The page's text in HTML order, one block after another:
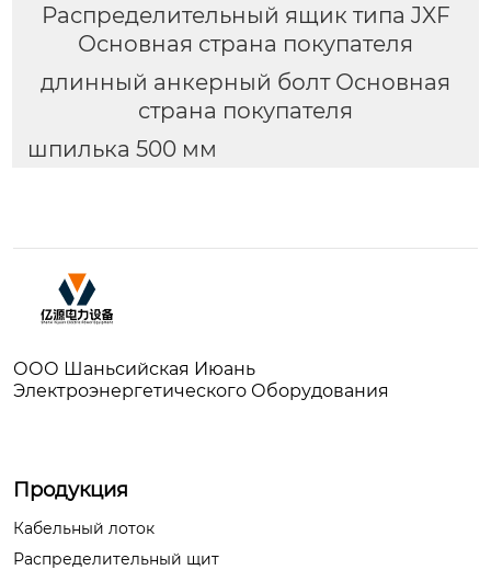
Распределительный ящик типа JXF
Основная страна покупателя
длинный анкерный болт Основная
страна покупателя
шпилька 500 мм
ООО Шаньсийская Июань
Электроэнергетического Оборудования
Продукция
Кабельный лоток
Распределительный щит